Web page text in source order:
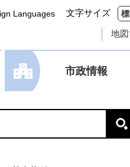
Languages 文字サイズ
地
市政情報